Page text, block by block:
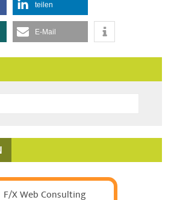
teilen
E-Mail
F/X Web Consulting